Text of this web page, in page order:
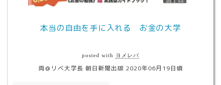
本当の自由を手に入れる お金の大学
posted with ヨメレバ
両＠リベ大学長 朝日新聞出版 2020年06月19日頃